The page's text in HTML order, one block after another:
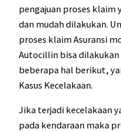
pengajuan proses
dan mudah dilakukan.
proses klaim Asuransi
Autocillin bisa
beberapa hal berikut,
Kasus Kecelakaan.
Jika terjadi kecelakaan
pada kendaraan maka